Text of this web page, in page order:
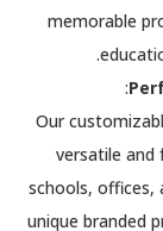
memorable
:
Our
versatile
schools, offices,
unique branded